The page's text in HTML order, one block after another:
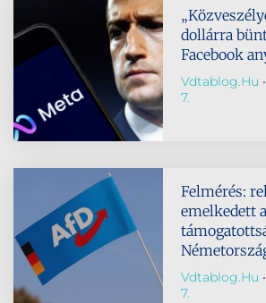
dollárra
Facebook
Vdtablog.hu
7.
Felmérés:
emelkedett
Vdtablog.hu
7.